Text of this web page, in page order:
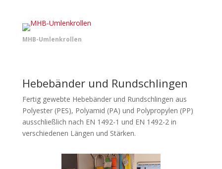
MHB-Umlenkrollen
Hebebänder und Rundschlingen
Fertig gewebte Hebebänder und Rundschlingen aus
Polyester (PES), Polyamid (PA) und Polypropylen (PP)
ausschließlich nach EN 1492-1 und EN 1492-2 in
verschiedenen Längen und Stärken.